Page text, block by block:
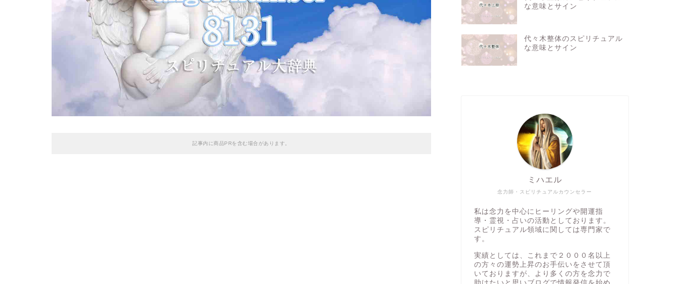
記事内に商品PRを含む場合があります。
な意味とサイン
代々木整体のスピリチュアル
な意味とサイン
念力師・スピリチュアルカウンセラー
ミハエル
私は念力を中心にヒーリングや開運指
導・霊視・占いの活動としております。
スピリチュアル領域に関しては専門家で
す。
実績としては、これまで２０００名以上
の方々の運勢上昇のお手伝いをさせて頂
いておりますが、より多くの方を念力で